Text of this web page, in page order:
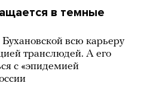
в темные
всю карьеру
транслюдей. А его
с «эпидемией